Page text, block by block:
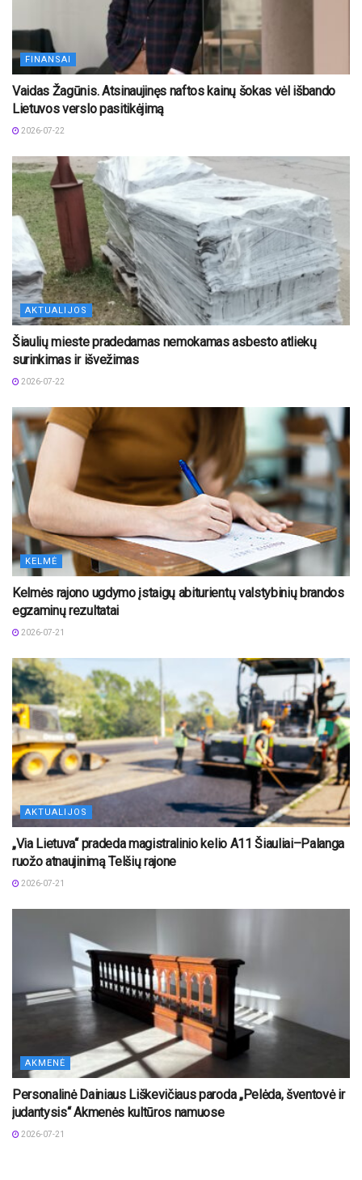
FINANSAI
Vaidas Žagūnis. Atsinaujinęs naftos kainų šokas vėl išbando
Lietuvos verslo pasitikėjimą
2026-07-22
AKTUALIJOS
Šiaulių mieste pradedamas nemokamas asbesto atliekų
surinkimas ir išvežimas
2026-07-22
KELMĖ
Kelmės rajono ugdymo įstaigų abiturientų valstybinių brandos
egzaminų rezultatai
2026-07-21
AKTUALIJOS
„Via Lietuva“ pradeda magistralinio kelio A11 Šiauliai–Palanga
ruožo atnaujinimą Telšių rajone
2026-07-21
AKMENĖ
Personalinė Dainiaus Liškevičiaus paroda „Pelėda, šventovė ir
judantysis“ Akmenės kultūros namuose
2026-07-21